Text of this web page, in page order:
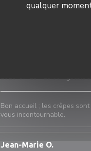
qualquer
2026-07-29- 18:30 - guests 4
Accueil chaleureux, grand
2026-07-23- 19:00 - guests 3
Bon accueil ; les crêpes
vous incontournable.
Jean-Marie O